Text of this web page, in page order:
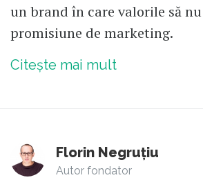
un brand în care valorile să
promisiune de marketing.
Citește mai mult
Florin Negruțiu
Autor fondator